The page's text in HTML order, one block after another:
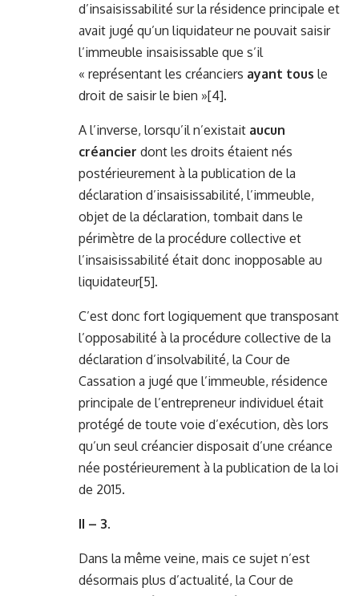
d’insaisissabilité sur la résidence principale et
avait jugé qu’un liquidateur ne pouvait saisir
l’immeuble insaisissable que s’il
« représentant les créanciers ayant tous le
droit de saisir le bien »[4].
A l’inverse, lorsqu’il n’existait aucun
créancier dont les droits étaient nés
postérieurement à la publication de la
déclaration d’insaisissabilité, l’immeuble,
objet de la déclaration, tombait dans le
périmètre de la procédure collective et
l’insaisissabilité était donc inopposable au
liquidateur[5].
C’est donc fort logiquement que transposant
l’opposabilité à la procédure collective de la
déclaration d’insolvabilité, la Cour de
Cassation a jugé que l’immeuble, résidence
principale de l’entrepreneur individuel était
protégé de toute voie d’exécution, dès lors
qu’un seul créancier disposait d’une créance
née postérieurement à la publication de la loi
de 2015.
II – 3.
Dans la même veine, mais ce sujet n’est
désormais plus d’actualité, la Cour de